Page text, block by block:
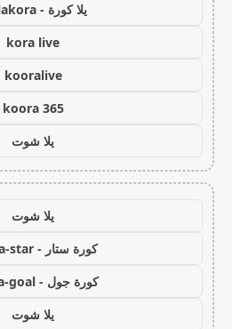
يلا كورة - yallakora
kora live
kooralive
koora 365
يلا شوت
يلا شوت
كورة ستار - koora-star
كورة جول - koora-goal
يلا شوت